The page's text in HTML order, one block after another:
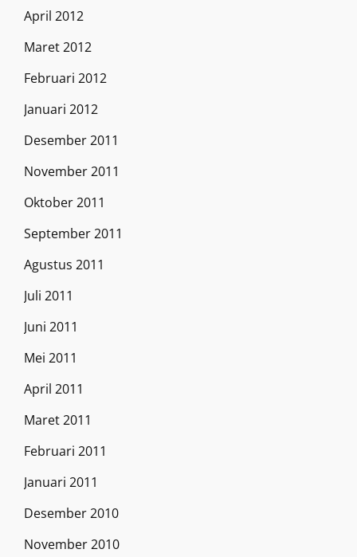
April 2012
Maret 2012
Februari 2012
Januari 2012
Desember 2011
November 2011
Oktober 2011
September 2011
Agustus 2011
Juli 2011
Juni 2011
Mei 2011
April 2011
Maret 2011
Februari 2011
Januari 2011
Desember 2010
November 2010